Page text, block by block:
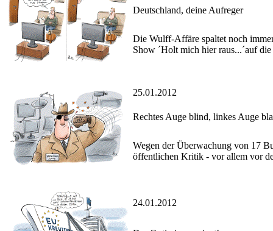
Deutschland, deine Aufreger
Die Wulff-Affäre spaltet noch
Show ´Holt mich hier raus...´auf
25.01.2012
Rechtes Auge blind, linkes Auge
Wegen der Überwachung von 17
öffentlichen Kritik - vor allem vor
24.01.2012